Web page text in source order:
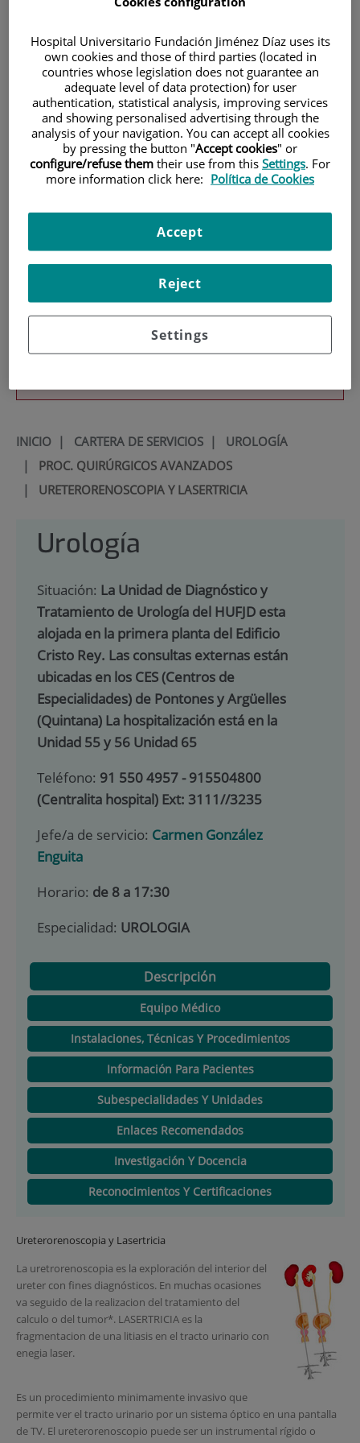
Investigación
Docencia
Teléfono de atención al usuario
INICIO| CARTERA DE SERVICIOS| UROLOGÍA
| PROC. QUIRÚRGICOS AVANZADOS
| URETERORENOSCOPIA Y LASERTRICIA
Urología
Situación: La Unidad de Diagnóstico y
Tratamiento de Urología del HUFJD esta
alojada en la primera planta del Edificio
Cristo Rey. Las consultas externas están
ubicadas en los CES (Centros de
Especialidades) de Pontones y Argüelles
(Quintana) La hospitalización está en la
Unidad 55 y 56 Unidad 65
Teléfono: 91 550 4957 - 915504800
(Centralita hospital) Ext: 3111//3235
Jefe/a de servicio: Carmen González
Enguita
Horario: de 8 a 17:30
Especialidad: UROLOGIA
Descripción
Equipo Médico
Instalaciones, Técnicas Y Procedimientos
Información Para Pacientes
Subespecialidades Y Unidades
Enlaces Recomendados
Investigación Y Docencia
Reconocimientos Y Certificaciones
Ureterorenoscopia y Lasertricia
La uretrorenoscopia es la exploración del interior del
ureter con fines diagnósticos. En muchas ocasiones
va seguido de la realizacion del tratamiento del
calculo o del tumor*. LASERTRICIA es la
fragmentacion de una litiasis en el tracto urinario con
enegia laser.
Es un procedimiento minimamente invasivo que
permite ver el tracto urinario por un sistema óptico en una pantalla
de TV. El ureterorenoscopio puede ser un instrumental rígido o
Hospital Universitario Fundación Jiménez Díaz uses its
own cookies and those of third parties (located in
countries whose legislation does not guarantee an
adequate level of data protection) for user
authentication, statistical analysis, improving services
and showing personalised advertising through the
analysis of your navigation. You can accept all cookies
by pressing the button "Accept cookies" or
configure/refuse them their use from this Settings. For
more information click here: Política de Cookies
Settings
Reject
Accept